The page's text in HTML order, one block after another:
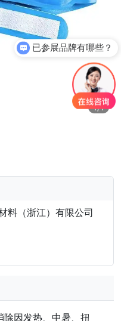
1/1
料（浙江）有限公司
因发热、中暑、扭
已参展品牌有哪些？